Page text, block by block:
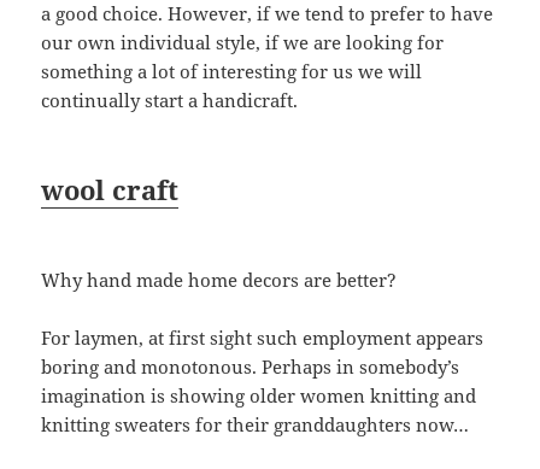
a good choice. However, if we tend to prefer to have
our own individual style, if we are looking for
something a lot of interesting for us we will
continually start a handicraft.
wool craft
Why hand made home decors are better?
For laymen, at first sight such employment appears
boring and monotonous. Perhaps in somebody’s
imagination is showing older women knitting and
knitting sweaters for their granddaughters now…